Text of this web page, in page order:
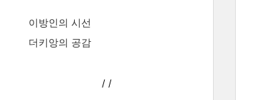
이방인의 시선
더키앙의 공감
/ /